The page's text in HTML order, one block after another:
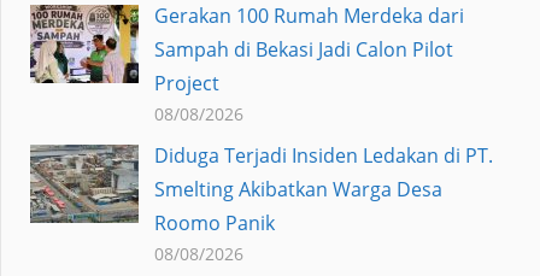
Gerakan 100 Rumah Merdeka dari
Sampah di Bekasi Jadi Calon Pilot
Project
08/08/2026
Diduga Terjadi Insiden Ledakan di PT.
Smelting Akibatkan Warga Desa
Roomo Panik
08/08/2026